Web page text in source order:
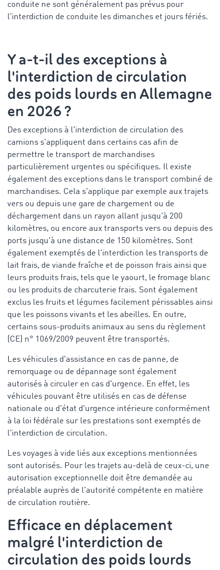
conduite ne sont généralement pas prévus pour
l'interdiction de conduite les dimanches et jours fériés.
Y a-t-il des exceptions à
l'interdiction de circulation
des poids lourds en Allemagne
en 2026 ?
Des exceptions à l'interdiction de circulation des
camions s'appliquent dans certains cas afin de
permettre le transport de marchandises
particulièrement urgentes ou spécifiques. Il existe
également des exceptions dans le transport combiné de
marchandises. Cela s'applique par exemple aux trajets
vers ou depuis une gare de chargement ou de
déchargement dans un rayon allant jusqu'à 200
kilomètres, ou encore aux transports vers ou depuis des
ports jusqu'à une distance de 150 kilomètres. Sont
également exemptés de l'interdiction les transports de
lait frais, de viande fraîche et de poisson frais ainsi que
leurs produits frais, tels que le yaourt, le fromage blanc
ou les produits de charcuterie frais. Sont également
exclus les fruits et légumes facilement périssables ainsi
que les poissons vivants et les abeilles. En outre,
certains sous-produits animaux au sens du règlement
(CE) n° 1069/2009 peuvent être transportés.
Les véhicules d'assistance en cas de panne, de
remorquage ou de dépannage sont également
autorisés à circuler en cas d'urgence. En effet, les
véhicules pouvant être utilisés en cas de défense
nationale ou d'état d'urgence intérieure conformément
à la loi fédérale sur les prestations sont exemptés de
l'interdiction de circulation.
Les voyages à vide liés aux exceptions mentionnées
sont autorisés. Pour les trajets au-delà de ceux-ci, une
autorisation exceptionnelle doit être demandée au
préalable auprès de l'autorité compétente en matière
de circulation routière.
Efficace en déplacement
malgré l'interdiction de
circulation des poids lourds